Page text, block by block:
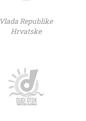
Vlada Republike
Hrvatske